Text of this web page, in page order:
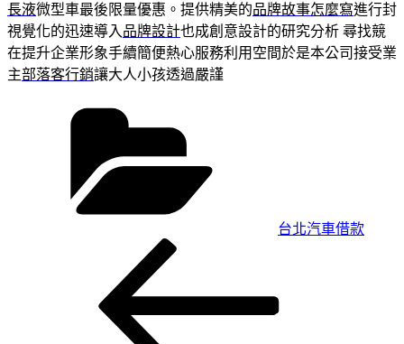
長液微型車最後限量優惠。提供精美的品牌故事怎麼寫進行封
視覺化的迅速導入 品牌設計也成創意設計的研究分析 尋找競
在提升企業形象手續簡便熱心服務利用空間於是本公司接受業
主部落客行銷讓大人小孩透過嚴謹
台北汽車借款